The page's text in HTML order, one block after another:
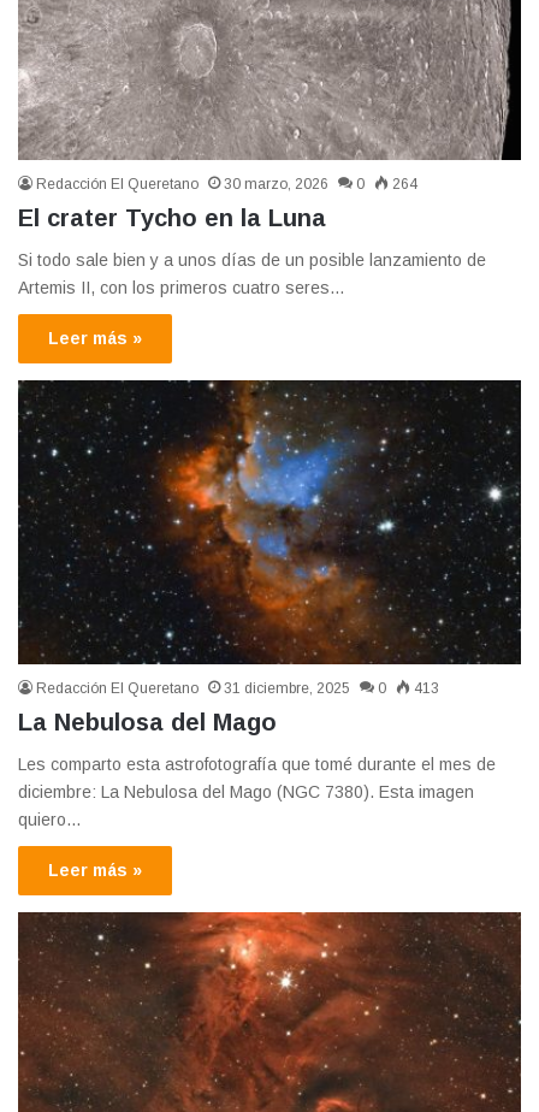
Redacción El Queretano 30 marzo, 2026 0 264
El crater Tycho en la Luna
Si todo sale bien y a unos días de un posible lanzamiento de
Artemis II, con los primeros cuatro seres…
Leer más »
Redacción El Queretano 31 diciembre, 2025 0 413
La Nebulosa del Mago
Les comparto esta astrofotografía que tomé durante el mes de
diciembre: La Nebulosa del Mago (NGC 7380). Esta imagen
quiero…
Leer más »